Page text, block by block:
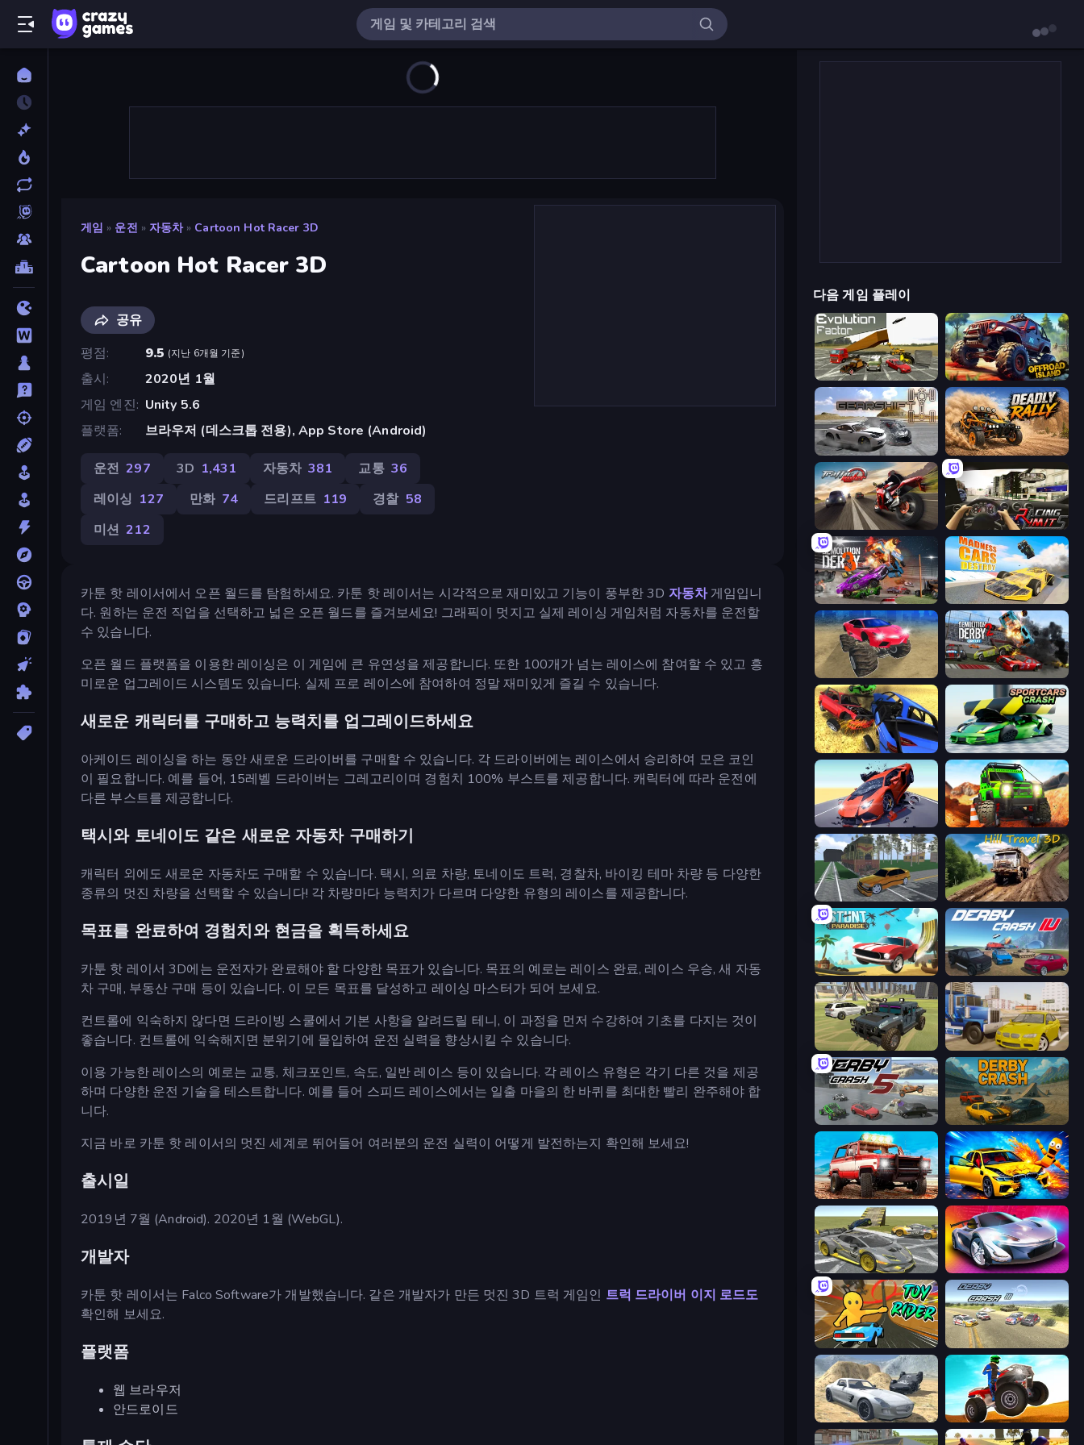
게임 » 운전 » 자동차 » Cartoon Hot Racer 3D
Cartoon Hot Racer 3D
공유
평점
9.5 (지난 6개월 기준)
출시
2020년 1월
게임 엔진
Unity 5.6
플랫폼
브라우저 (데스크톱 전용), App Store (Android)
운전 297 3D 1,431 자동차 381 교통 36
레이싱 127 만화 74 드리프트 119 경찰 58
미션 212
카툰 핫 레이서에서 오픈 월드를 탐험하세요. 카툰 핫 레이서는 시각적으로 재미있고 기능이 풍부한 3D 자동차게임입니
다. 원하는 운전 직업을 선택하고 넓은 오픈 월드를 즐겨보세요! 그래픽이 멋지고 실제 레이싱 게임처럼 자동차를 운전할
수 있습니다.
오픈 월드 플랫폼을 이용한 레이싱은 이 게임에 큰 유연성을 제공합니다. 또한 100개가 넘는 레이스에 참여할 수 있고 흥
미로운 업그레이드 시스템도 있습니다. 실제 프로 레이스에 참여하여 정말 재미있게 즐길 수 있습니다.
새로운 캐릭터를 구매하고 능력치를 업그레이드하세요
아케이드 레이싱을 하는 동안 새로운 드라이버를 구매할 수 있습니다. 각 드라이버에는 레이스에서 승리하여 모은 코인
이 필요합니다. 예를 들어, 15레벨 드라이버는 그레고리이며 경험치 100% 부스트를 제공합니다. 캐릭터에 따라 운전에
다른 부스트를 제공합니다.
택시와 토네이도 같은 새로운 자동차 구매하기
캐릭터 외에도 새로운 자동차도 구매할 수 있습니다. 택시, 의료 차량, 토네이도 트럭, 경찰차, 바이킹 테마 차량 등 다양한
종류의 멋진 차량을 선택할 수 있습니다! 각 차량마다 능력치가 다르며 다양한 유형의 레이스를 제공합니다.
목표를 완료하여 경험치와 현금을 획득하세요
카툰 핫 레이서 3D에는 운전자가 완료해야 할 다양한 목표가 있습니다. 목표의 예로는 레이스 완료, 레이스 우승, 새 자동
차 구매, 부동산 구매 등이 있습니다. 이 모든 목표를 달성하고 레이싱 마스터가 되어 보세요.
컨트롤에 익숙하지 않다면 드라이빙 스쿨에서 기본 사항을 알려드릴 테니, 이 과정을 먼저 수강하여 기초를 다지는 것이
좋습니다. 컨트롤에 익숙해지면 분위기에 몰입하여 운전 실력을 향상시킬 수 있습니다.
이용 가능한 레이스의 예로는 교통, 체크포인트, 속도, 일반 레이스 등이 있습니다. 각 레이스 유형은 각기 다른 것을 제공
하며 다양한 운전 기술을 테스트합니다. 예를 들어 스피드 레이스에서는 일출 마을의 한 바퀴를 최대한 빨리 완주해야 합
니다.
지금 바로 카툰 핫 레이서의 멋진 세계로 뛰어들어 여러분의 운전 실력이 어떻게 발전하는지 확인해 보세요!
출시일
2019년 7월 (Android). 2020년 1월 (WebGL).
개발자
카툰 핫 레이서는 Falco Software가 개발했습니다. 같은 개발자가 만든 멋진 3D 트럭 게임인 트럭 드라이버 이지 로드도
확인해 보세요.
플랫폼
웹 브라우저
안드로이드
다음 게임 플레이
Evolution Factor Offroad Island
Gearshift One Deadly Rally
Traffic Rider Racing Limits
Demolition Derby 3 Madness Cars Destroy
Demolition Derby 2
Car Crash Simulator Royale Sportcars Crash
Hyper Cars Ramp Crash Offroad Life 3D
Obby: Car Crash Sandbox Hill Travel 3D
Stunt Paradise Derby Crash 4
4x4 Offroader Crazy Car Stunts
Derby Crash 5 Derby Crash
Offroad Masters Challenge BMG: Ragdoll Playground
Wrong Way Grand Cyber City
Toy Rider Derby Crash 3
Derby Crash 2 ATV Ultimate Offroad